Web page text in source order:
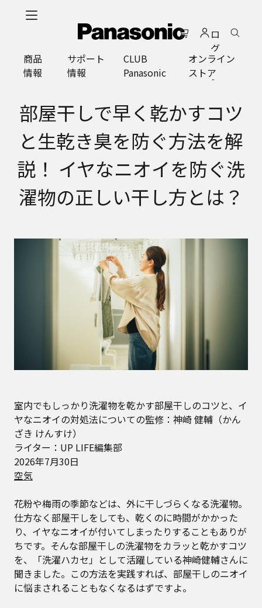
ロ
グ
イ
ン
商品
情報
サポート
情報
CLUB
Panasonic
オンライン
ストア
部屋干しで早く乾かすコツ
と生乾き臭を防ぐ方法を解
説！ イヤなニオイを防ぐ洗
濯物の正しい干し方とは？
室内でもしっかり洗濯物を乾かす部屋干しのコツと、イ
ヤなニオイの対処法についての監修：神崎 健輔（かん
ざき けんすけ）
ライター：UP LIFE編集部
2026年7月30日
空気
花粉や梅雨の季節などは、外に干しづらくなる洗濯物。
仕方なく部屋干しをしても、乾くのに時間がかかった
り、イヤなニオイが付いてしまったりすることもありが
ちです。そんな部屋干しの洗濯物をカラッと乾かすコツ
を、「洗濯ハカセ」として活躍している神崎健輔さんに
聞きました。この方法を実践すれば、部屋干しのニオイ
に悩まされることもなくなるはずですよ。